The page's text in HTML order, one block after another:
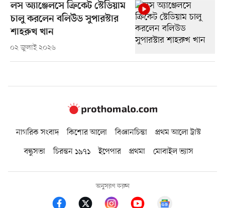
লস অ্যাঞ্জেলসে ক্রিকেট স্টেডিয়াম
চালু করলেন বলিউড সুপারস্টার
শাহরুখ খান
০২ জুলাই ২০২৬
নাগরিক সংবাদ কিশোর আলো বিজ্ঞানচিন্তা
প্রথম আলো ট্রাস্ট
বন্ধুসভা
চিরন্তন ১৯৭১ ইপেপার প্রথমা মোবাইল ভ্যাস
অনুসরণ করুন